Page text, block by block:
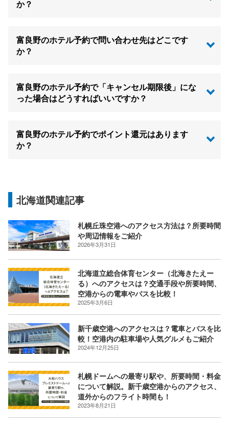
か？
富良野のホテル予約で問い合わせ先はどこです
か？
富良野のホテル予約で「キャンセル期限後」にな
った場合はどうすればいいですか？
富良野のホテル予約でポイント還元はあります
か？
北海道関連記事
札幌丘珠空港へのアクセス方法は？所要時間
や周辺情報をご紹介
2026年3月31日
北海道立総合体育センター（北海きたえー
る）へのアクセスは？交通手段や所要時間、
空港からの電車やバスを比較！
2025年3月6日
新千歳空港へのアクセスは？電車とバスを比
較！空港内の駐車場や人気グルメもご紹介
2024年12月25日
札幌ドームへの最寄り駅や、所要時間・料金
について解説。新千歳空港からのアクセス、
道外からのフライト時間も！
2023年8月21日